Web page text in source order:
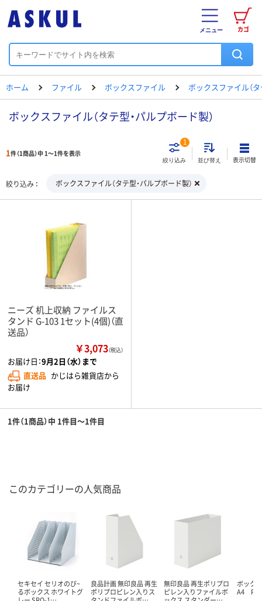
カゴ
メニュー
ホーム ファイル ボックスファイル ボックスファイル（タ
ボックスファイル（タテ型・パルプボード製）
1件（1商品）中 1～1件を表示
絞り込み
1
並び替え 表示切替
絞り込み ボックスファイル（タテ型・パルプボード製）
ニーズ 机上収納 ファイルス
タンド G-103 1セット(4個)（直
送品）
￥3,073（税込）
お届け日：9月2日（水）まで
直送品 かじはら雑貨店から
お届け
1件（1商品）中 1件目～1件目
このカテゴリーの人気商品
セキセイ セリオのび~
るボックス ホワイトグ
良品計画 無印良品 再生
ポリプロピレン入りス
無印良品 再生ポリプロ
ピレン入りファイルボ
ボック
A4 PP